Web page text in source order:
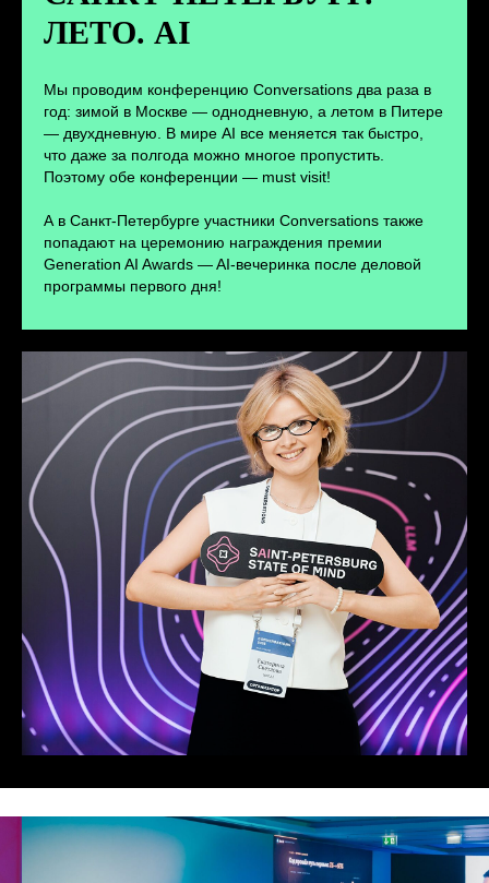
ЛЕТО. AI
Мы проводим конференцию Conversations два раза в
год: зимой в Москве — однодневную, а летом в Питере
— двухдневную. В мире AI все меняется так быстро,
что даже за полгода можно многое пропустить.
Поэтому обе конференции — must visit!
А в Санкт-Петербурге участники Conversations также
попадают на церемонию награждения премии
Generation AI Awards — AI-вечеринка после деловой
программы первого дня!